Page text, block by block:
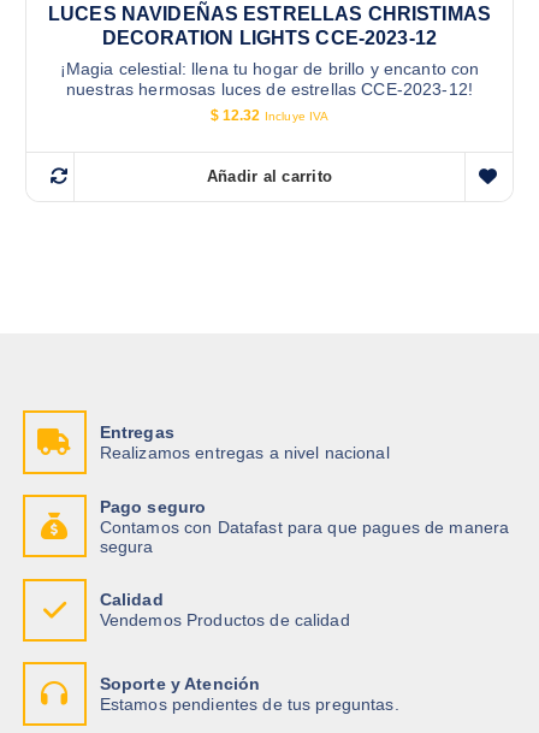
LUCES NAVIDEÑAS ESTRELLAS CHRISTIMAS
DECORATION LIGHTS CCE-2023-12
¡Magia celestial: llena tu hogar de brillo y encanto con
nuestras hermosas luces de estrellas CCE-2023-12!
$12.32 Incluye IVA
Añadir al carrito
Entregas
Realizamos entregas a nivel nacional
Pago seguro
Contamos con Datafast para que pagues de manera
segura
Calidad
Vendemos Productos de calidad
Soporte y Atención
Estamos pendientes de tus preguntas.